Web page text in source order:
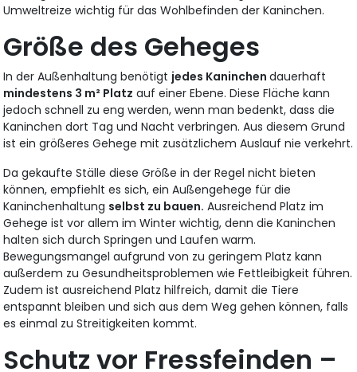
Umweltreize wichtig für das Wohlbefinden der Kaninchen.
Größe des Geheges
In der Außenhaltung benötigt jedes Kaninchendauerhaft
mindestens 3 m² Platz auf einer Ebene. Diese Fläche kann
jedoch schnell zu eng werden, wenn man bedenkt, dass die
Kaninchen dort Tag und Nacht verbringen. Aus diesem Grund
ist ein größeres Gehege mit zusätzlichem Auslauf nie verkehrt.
Da gekaufte Ställe diese Größe in der Regel nicht bieten
können, empfiehlt es sich, ein Außengehege für die
Kaninchenhaltung selbst zu bauen. Ausreichend Platz im
Gehege ist vor allem im Winter wichtig, denn die Kaninchen
halten sich durch Springen und Laufen warm.
Bewegungsmangel aufgrund von zu geringem Platz kann
außerdem zu Gesundheitsproblemen wie Fettleibigkeit führen.
Zudem ist ausreichend Platz hilfreich, damit die Tiere
entspannt bleiben und sich aus dem Weg gehen können, falls
es einmal zu Streitigkeiten kommt.
Schutz vor Fressfeinden –